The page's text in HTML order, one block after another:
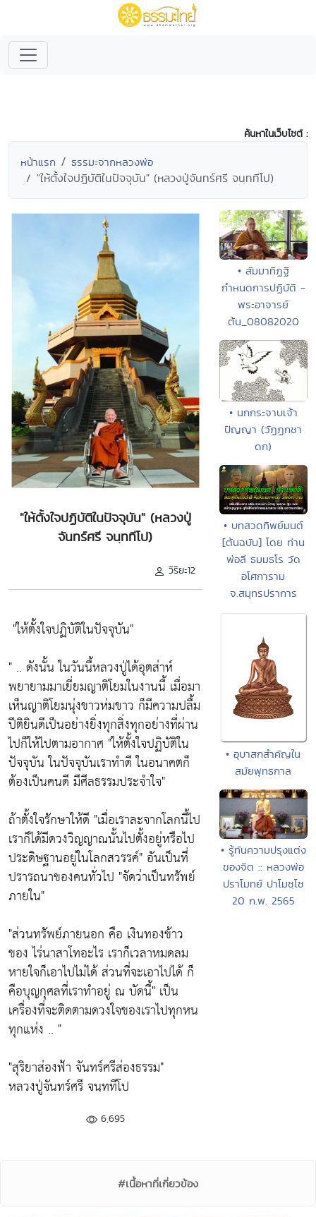
ค้นหาในเว็บไซต์ :
หน้าแรก ธรรมะจากหลวงพ่อ
"ให้ตั้งใจปฏิบัติในปัจจุบัน" (หลวงปู่จันทร์ศรี จนฺททีโป)
"ให้ตั้งใจปฏิบัติในปัจจุบัน" (หลวงปู่
จันทร์ศรี จนฺททีโป)
วิริยะ12
"ให้ตั้งใจปฏิบัติในปัจจุบัน"
" .. ดังนั้น ในวันนี้หลวงปู่ได้อุตส่าห์
พยายามมาเยี่ยมญาติโยมในงานนี้ เมื่อมา
เห็นญาติโยมนุ่งขาวห่มขาว ก็มีความปลื้ม
ปีติยินดีเป็นอย่างยิ่งทุกสิ่งทุกอย่างที่ผ่าน
ไปก็ให้ไปตามอากาศ "ให้ตั้งใจปฏิบัติใน
ปัจจุบัน ในปัจจุบันเราทำดี ในอนาคตก็
ต้องเป็นคนดี มีศีลธรรมประจำใจ"
ถ้าตั้งใจรักษาให้ดี "เมื่อเราละจากโลกนี้ไป
เราก็ได้มีดวงวิญญาณนั้นไปตั้งอยู่หรือไป
ประดิษฐานอยู่ในโลกสวรรค์"อันเป็นที่
ปรารถนาของคนทั่วไป "จัดว่าเป็นทรัพย์
ภายใน"
"ส่วนทรัพย์ภายนอก คือ เงินทองข้าว
ของ ไร่นาสาโทอะไร เราก็เวลาหมดลม
หายใจก็เอาไปไม่ได้ ส่วนที่จะเอาไปได้ ก็
คือบุญกุศลที่เราทำอยู่ ณ บัดนี้" เป็น
เครื่องที่จะติดตามดวงใจของเราไปทุกหน
ทุกแห่ง .. "
"สุริยาส่องฟ้า จันทร์ศรีส่องธรรม"
หลวงปู่จันทร์ศรี จนฺททีโป
6,695
• สัมมาทิฏฐิ
กำหนดการปฏิบัติ -
พระอาจารย์
ต้น_08082020
• นกกระจาบเจ้า
ปัญญา (วัฏฏกชา
ดก)
• บทสวดทิพย์มนต์
[ต้นฉบับ] โดย ท่าน
พ่อลี ธมฺมธโร วัด
อโศการาม
จ.สมุทรปราการ
• อุบาสกสำคัญใน
สมัยพุทธกาล
• รู้ทันความปรุงแต่ง
ของจิต :: หลวงพ่อ
ปราโมทย์ ปาโมชฺโช
20 ก.พ. 2565
#เนื้อหาที่เกี่ยวข้อง